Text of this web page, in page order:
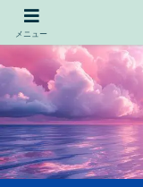
メニュー